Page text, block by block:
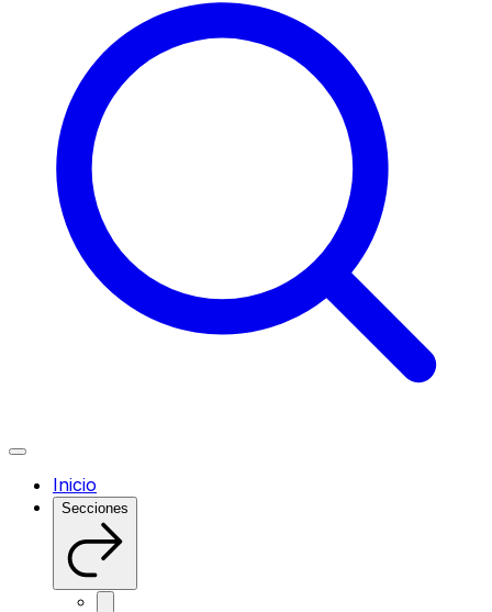
Inicio
Secciones